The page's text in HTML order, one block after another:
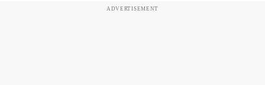
ADVERTISEMENT